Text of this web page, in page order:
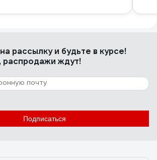
на рассылкуи будьте в курсе!
распродажи ждут!
Подписаться